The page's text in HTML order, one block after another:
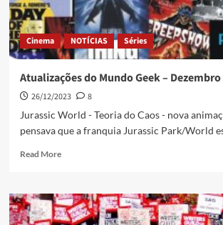
Cinema NOTÍCIAS Séries
Atualizações do Mundo Geek – Dezembro
26/12/2023
8
Jurassic World - Teoria do Caos - nova
pensava que a franquia Jurassic Park/World
Read More